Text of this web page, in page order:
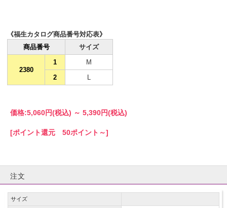
《福生カタログ商品番号対応表》
商品番号
サイズ
2380
1
M
2
価格:5,060円(税込) ～ 5,390円(税込)
[ポイント還元 50ポイント～]
注文
サイズ